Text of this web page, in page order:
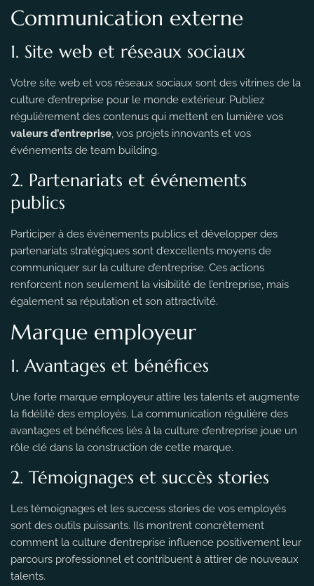
Communication externe
1. Site web et réseaux sociaux
Votre site web et vos réseaux sociaux sont des vitrines de la
culture d’entreprise pour le monde extérieur. Publiez
régulièrement des contenus qui mettent en lumière vos
valeurs d’entreprise, vos projets innovants et vos
événements de team building.
2. Partenariats et événements
publics
Participer à des événements publics et développer des
partenariats stratégiques sont d’excellents moyens de
communiquer sur la culture d’entreprise. Ces actions
renforcent non seulement la visibilité de l’entreprise, mais
également sa réputation et son attractivité.
Marque employeur
1. Avantages et bénéfices
Une forte marque employeur attire les talents et augmente
la fidélité des employés. La communication régulière des
avantages et bénéfices liés à la culture d’entreprise joue un
rôle clé dans la construction de cette marque.
2. Témoignages et succès stories
Les témoignages et les success stories de vos employés
sont des outils puissants. Ils montrent concrètement
comment la culture d’entreprise influence positivement leur
parcours professionnel et contribuent à attirer de nouveaux
talents.